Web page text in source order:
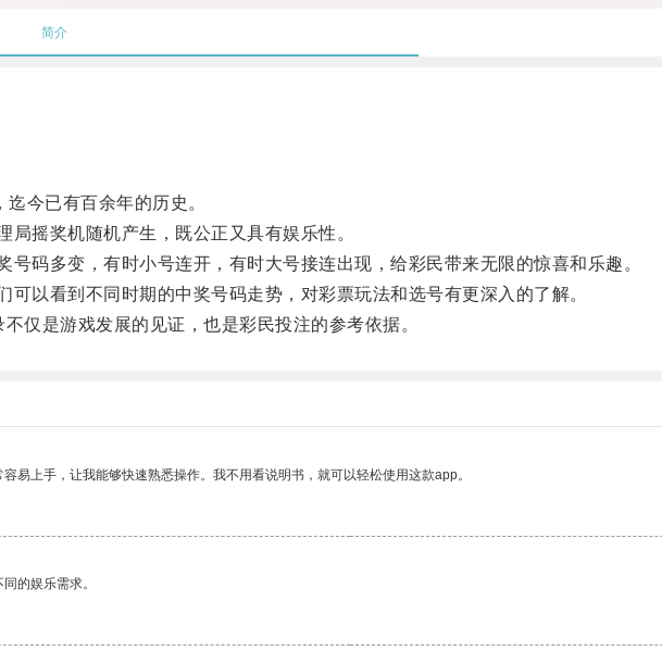
简介
今已有百余年的历史。
摇奖机随机产生，既公正又具有娱乐性。
码多变，有时小号连开，有时大号接连出现，给彩民带来无限的惊喜和乐趣。
以看到不同时期的中奖号码走势，对彩票玩法和选号有更深入的了解。
是游戏发展的见证，也是彩民投注的参考依据。
易上手，让我能够快速熟悉操作。我不用看说明书，就可以轻松使用这款app。
的娱乐需求。